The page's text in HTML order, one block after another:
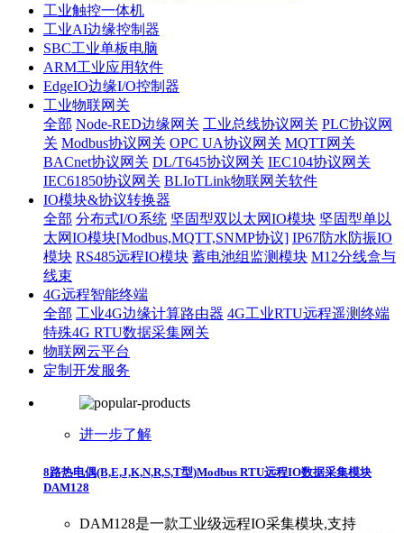
工业触控一体机
工业AI边缘控制器
SBC工业单板电脑
ARM工业应用软件
EdgeIO边缘I/O控制器
工业物联网关
全部 Node-RED边缘网关 工业总线协议网关 PLC协议网
关 Modbus协议网关 OPC UA协议网关 MQTT网关
BACnet协议网关 DL/T645协议网关 IEC104协议网关
IEC61850协议网关 BLIoTLink物联网关软件
IO模块&协议转换器
全部 分布式I/O系统 坚固型双以太网IO模块 坚固型单以
太网IO模块[Modbus,MQTT,SNMP协议] IP67防水防振IO
模块 RS485远程IO模块 蓄电池组监测模块 M12分线盒与
线束
4G远程智能终端
全部 工业4G边缘计算路由器 4G工业RTU远程遥测终端
特殊4G RTU数据采集网关
物联网云平台
定制开发服务
进一步了解
8路热电偶(B,E,J,K,N,R,S,T型)Modbus RTU远程IO数据采集模块
DAM128
DAM128是一款工业级远程IO采集模块,支持